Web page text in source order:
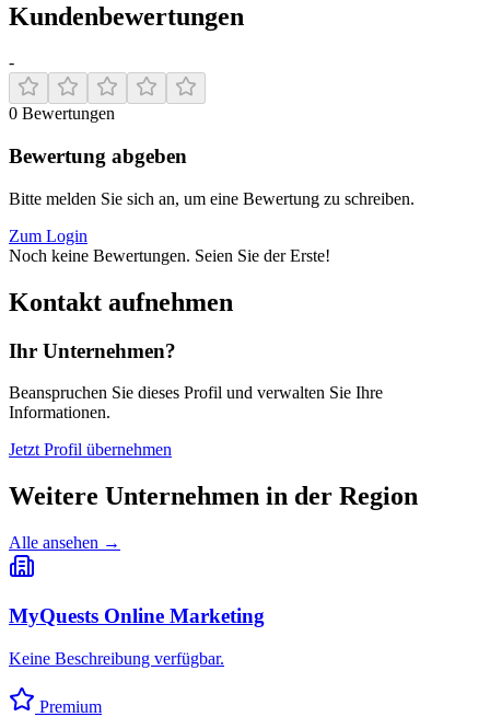
Kundenbewertungen
-
0 Bewertungen
Bewertung abgeben
Bitte melden Sie sich an, um eine Bewertung zu schreiben.
Zum Login
Noch keine Bewertungen. Seien Sie der Erste!
Kontakt aufnehmen
Ihr Unternehmen?
Beanspruchen Sie dieses Profil und verwalten Sie Ihre
Informationen.
Jetzt Profil übernehmen
Weitere Unternehmen in der Region
Alle ansehen →
MyQuests Online Marketing
Keine Beschreibung verfügbar.
Premium